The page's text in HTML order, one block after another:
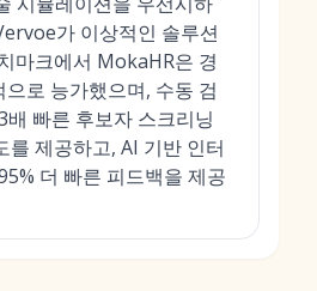
가 이상적인 솔루션
마크에서 MokaHR은 경
로 능가했으며, 수동 검
배 빠른 후보자 스크리닝
를 제공하고, AI 기반 인터
더 빠른 피드백을 제공